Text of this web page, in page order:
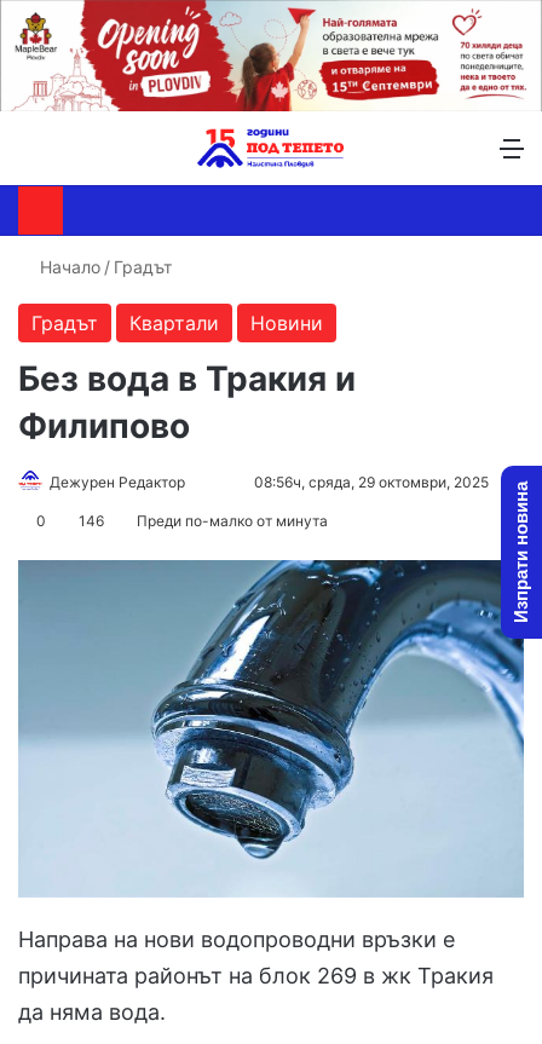
Начало / Градът
Градът Квартали Новини
Без вода в Тракия и
Филипово
Дежурен Редактор
Send08:56ч, сряда, 29 октомври, 2025
0 146 Преди по-малко от минута
Направа на нови водопроводни връзки е
причината районът на блок 269 в жк Тракия
да няма вода.
Изпрати новина